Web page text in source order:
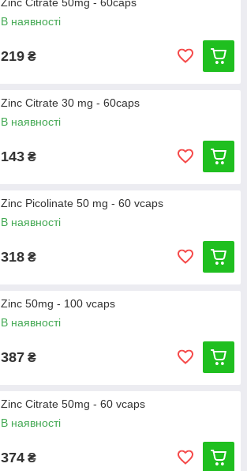
В наявності
219 ₴
Zinc Citrate 30 mg - 60caps
В наявності
143 ₴
Zinc Picolinate 50 mg - 60 vcaps
В наявності
318 ₴
Zinc 50mg - 100 vcaps
В наявності
387 ₴
Zinc Citrate 50mg - 60 vcaps
В наявності
374 ₴